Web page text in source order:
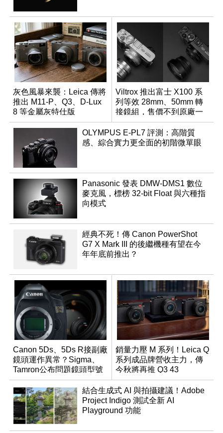
灰色風暴來襲：Leica 傳將
推出 M11-P、Q3、D-Lux
8 等金屬灰特仕版
Viltrox 推出富士 X100 系
列等效 28mm、50mm 轉
接鏡組，售價不到原廠一
半
OLYMPUS E-PL7 評測：高階質
感、綜合實力更全面的初階微單眼
Panasonic 發表 DMW-DMS1 數位
麥克風，標榜 32-bit Float 與六種指
向模式
經典不死！傳 Canon PowerShot
G7 X Mark III 的後繼機種有望在今
年年底前推出？
Canon 5Ds、5Ds R接副廠
鏡頭運作異常？Sigma、
Tamron公布問題鏡頭型號
及解決方案
銷量力壓 M 系列！Leica Q
系列成品牌營收主力，傳
今秋將再推 Q3 43
Monochrom
結合生成式 AI 與拍攝建議！Adobe
Project Indigo 測試全新 AI
Playground 功能